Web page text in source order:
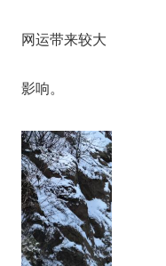
网运带来较大
影响。